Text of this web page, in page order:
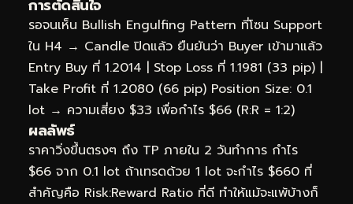
การตัดสินใจ
รอจนเห็น Bullish Engulfing Pattern ที่โซน Support
ใน H4 → Candle ปิดแล้ว ยืนยันว่า Buyer เข้ามาแล้ว
Entry Buy ที่ 1.2014 | Stop Loss ที่ 1.1981 (33 pip) |
Take Profit ที่ 1.2080 (66 pip) Position Size: 0.1
lot → ความเสี่ยง $33 เพื่อกำไร $66 (R:R = 1:2)
ผลลัพธ์
ราคาวิ่งขึ้นตรงๆ ถึง TP ภายใน 2 วันทำการ กำไร
$66 จาก 0.1 lot ถ้าเทรดด้วย 1 lot จะกำไร $660 ที่
สำคัญคือ Risk:Reward Ratio ที่ดี ทำให้แม้จะแพ้บ้างก็